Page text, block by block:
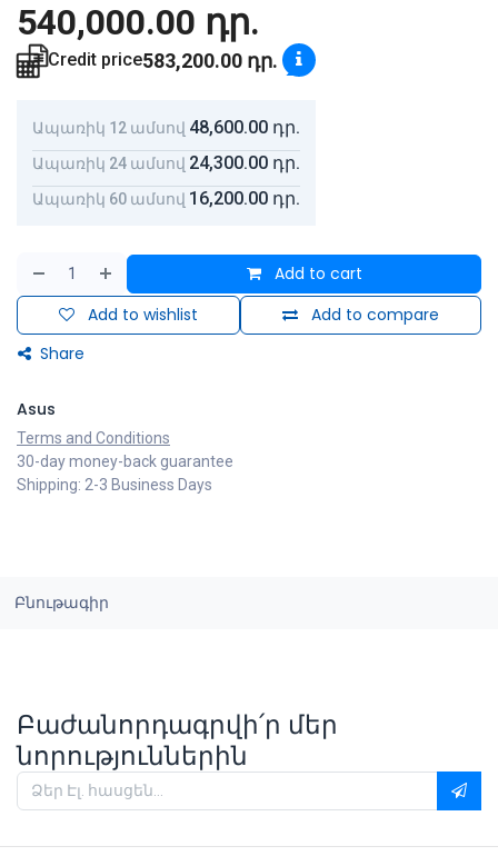
540,000.00 դր.
Credit price583,200.00 դր.
Ապառիկ 12 ամսով 48,600.00 դր.
Ապառիկ 24 ամսով 24,300.00 դր.
Ապառիկ 60 ամսով 16,200.00 դր.
Add to cart
Add to compare
Add to wishlist
Share
Asus
Terms and Conditions
30-day money-back guarantee
Shipping: 2-3 Business Days
Բնութագիր
Բաժանորդագրվի՛ր մեր
նորություններին